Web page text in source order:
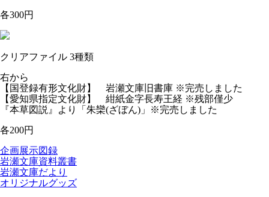
各300円
クリアファイル 3種類
右から
【国登録有形文化財】 岩瀬文庫旧書庫 ※完売しました
【愛知県指定文化財】 紺紙金字長寿王経 ※残部僅少
『本草図説』より「朱欒(ざぼん)」※完売しました
各200円
企画展示図録
岩瀬文庫資料叢書
岩瀬文庫だより
オリジナルグッズ